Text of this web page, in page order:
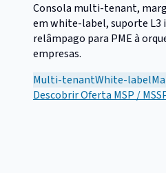
Consola multi-tenant,
em white-label, suporte L3
relâmpago para PME à
empresas.
Multi-tenantWhite-label
DescobrirOferta MSP /